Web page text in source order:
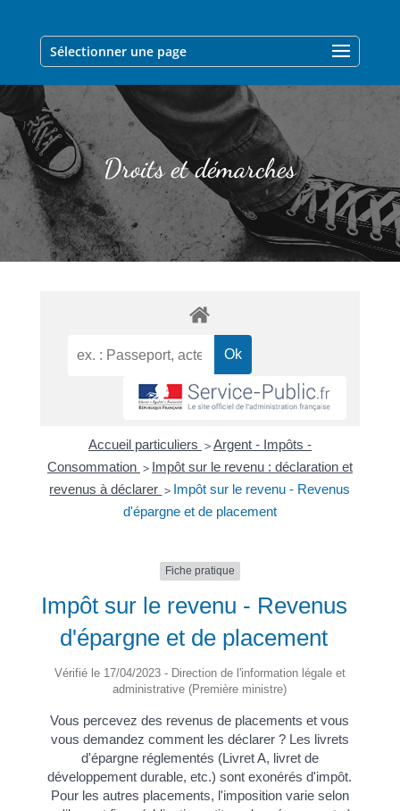
Sélectionner une page
Droits et démarches
Accueil particuliers > Argent - Impôts -
Consommation > Impôt sur le revenu : déclaration et
revenus à déclarer > Impôt sur le revenu - Revenus
d'épargne et de placement
Fiche pratique
Impôt sur le revenu - Revenus
d'épargne et de placement
Vérifié le 17/04/2023 - Direction de l'information légale et
administrative (Première ministre)
Vous percevez des revenus de placements et vous
vous demandez comment les déclarer ? Les livrets
d'épargne réglementés (Livret A, livret de
développement durable, etc.) sont exonérés d'impôt.
Pour les autres placements, l'imposition varie selon